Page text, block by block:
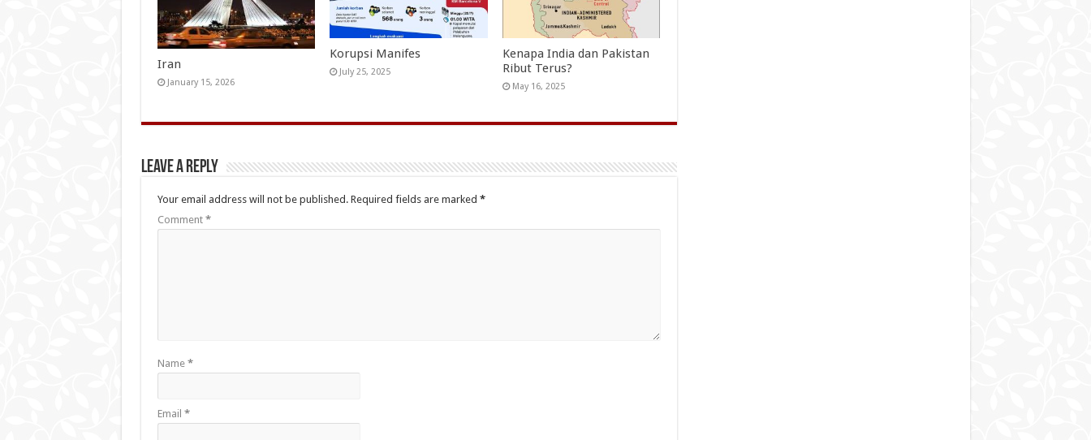
Iran
January 15, 2026
Korupsi Manifes
July 25, 2025
Kenapa India dan Pakistan
Ribut Terus?
May 16, 2025
Leave a Reply
Your email address will not be published. Required fields are marked *
Comment *
Name *
Email *